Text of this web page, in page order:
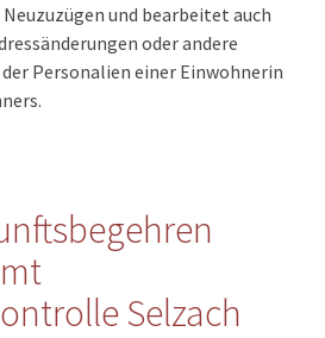
und bearbeitet auch
oder andere
Personalien einer Einwohnerin
Selzach